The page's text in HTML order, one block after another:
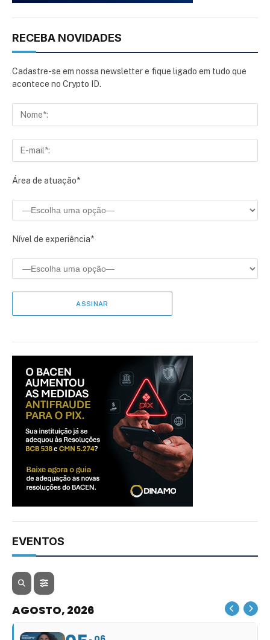
RECEBA NOVIDADES
Cadastre-se em nossa newsletter e fique ligado em tudo que
acontece no Crypto ID.
Área de atuação*
Nível de experiência*
EVENTOS
AGOSTO, 2026